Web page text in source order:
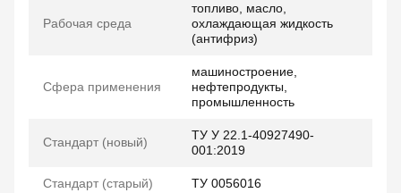
Рабочая среда
топливо, масло,
охлаждающая жидкость
(антифриз)
Сфера применения
машиностроение,
нефтепродукты,
промышленность
Стандарт (новый)
ТУ У 22.1-40927490-
001:2019
Стандарт (старый) ТУ 0056016